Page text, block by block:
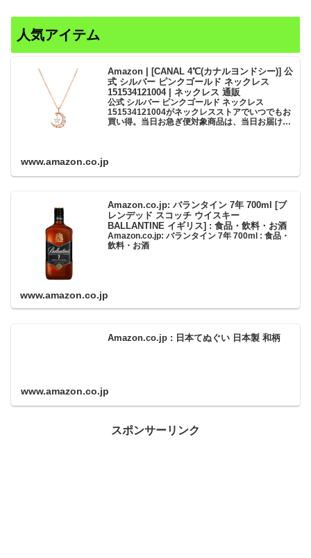
人気アイテム
Amazon | [CANAL 4℃(カナルヨンドシー)] 公
式 シルバー ピンクゴールド ネックレス
151534121004 | ネックレス 通販
公式 シルバー ピンクゴールド ネックレス
151534121004がネックレスストアでいつでもお
買い得。当日お急ぎ便対象商品は、当日お届け可
www.amazon.co.jp
Amazon.co.jp: バランタイン 7年 700ml [ブ
レンデッド スコッチ ウイスキー
BALLANTINE イギリス] : 食品・飲料・お酒
Amazon.co.jp: バランタイン 7年 700ml : 食品・
飲料・お酒
www.amazon.co.jp
Amazon.co.jp : 日本てぬぐい 日本製 和柄
www.amazon.co.jp
スポンサーリンク